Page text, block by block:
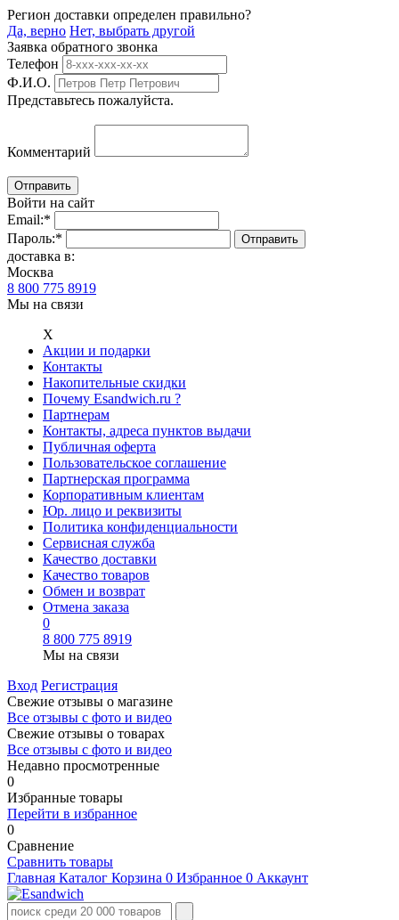
Регион доставки определен правильно?
Да, верно Нет, выбрать другой
Заявка обратного звонка
Телефон
Ф.И.О.
Представьтесь пожалуйста.
Комментарий
Войти на сайт
Email:*
Пароль:*
доставка в:
Москва
8 800 775 8919
Мы на связи
Х
Акции и подарки
Контакты
Накопительные скидки
Почему Esandwich.ru ?
Партнерам
Контакты, адреса пунктов выдачи
Публичная оферта
Пользовательское соглашение
Партнерская программа
Корпоративным клиентам
Юр. лицо и реквизиты
Политика конфиденциальности
Сервисная служба
Качество доставки
Качество товаров
Обмен и возврат
Отмена заказа
0
8 800 775 8919
Мы на связи
Вход Регистрация
Свежие отзывы о магазине
Все отзывы с фото и видео
Свежие отзывы о товарах
Все отзывы c фото и видео
Недавно просмотренные
0
Избранные товары
Перейти в избранное
0
Сравнение
Сравнить товары
Главная Каталог Корзина 0 Избранное 0 Аккаунт